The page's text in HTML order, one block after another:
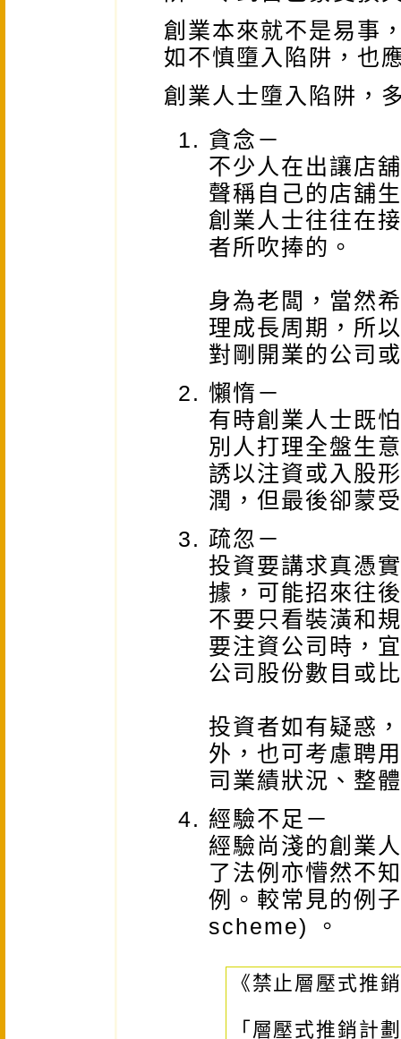
創業本來就不是易事
如不慎墮入陷阱，也
創業人士墮入陷阱，
貪念－
不少人在出讓店
聲稱自己的店舖
創業人士往往在
者所吹捧的。
身為老闆，當然
理成長周期，所
對剛開業的公司
懶惰－
有時創業人士既
別人打理全盤生
誘以注資或入股
潤，但最後卻蒙
疏忽－
投資要講求真憑
據，可能招來往
不要只看裝潢和
要注資公司時，
公司股份數目或
投資者如有疑惑
外，也可考慮聘
司業績狀況、整
經驗不足－
經驗尚淺的創業
了法例亦懵然不
例。較常見的例
scheme) 。
《禁止層壓式推
「層壓式推銷